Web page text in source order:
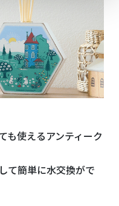
も使えるアンティーク
て簡単に水交換がで